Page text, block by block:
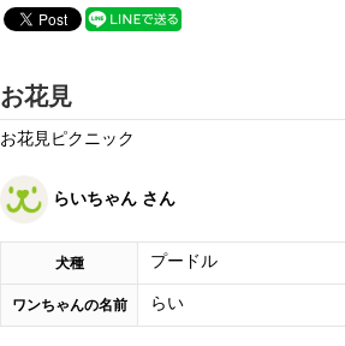
お花見
お花見ピクニック
らいちゃん さん
犬種 プードル
ワンちゃんの名前 らい